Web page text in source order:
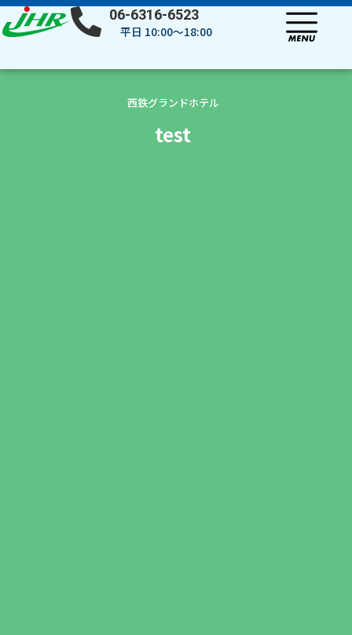
内
容
キ
06-6316-6523
平日 10:00～18:00
西鉄グランドホテル
test